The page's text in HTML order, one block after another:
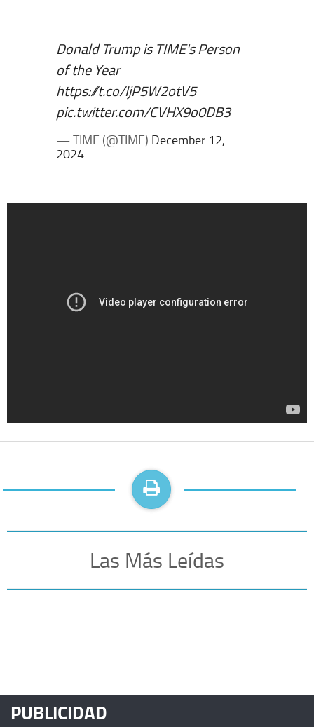
Donald Trump is TIME's Person
of the Year
https://t.co/IjP5W2otV5
pic.twitter.com/CVHX9o0DB3
— TIME (@TIME) December 12,
2024
Las Más Leídas
PUBLICIDAD